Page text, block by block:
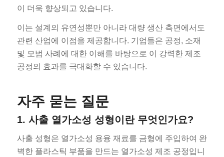
이 더욱 향상되고 있습니다.
이는 설계의 유연성뿐만 아니라 대량 생산 측면에서도
관련 산업에 이점을 제공합니다. 기업들은 공정, 소재
및 모범 사례에 대한 이해를 바탕으로 이 강력한 제조
공정의 효과를 극대화할 수 있습니다.
자주 묻는 질문
1. 사출 열가소성 성형이란 무엇인가요?
사출 성형은 열가소성 용융 재료를 금형에 주입하여 완
벽한 플라스틱 부품을 만드는 열가소성 제조 공정입니